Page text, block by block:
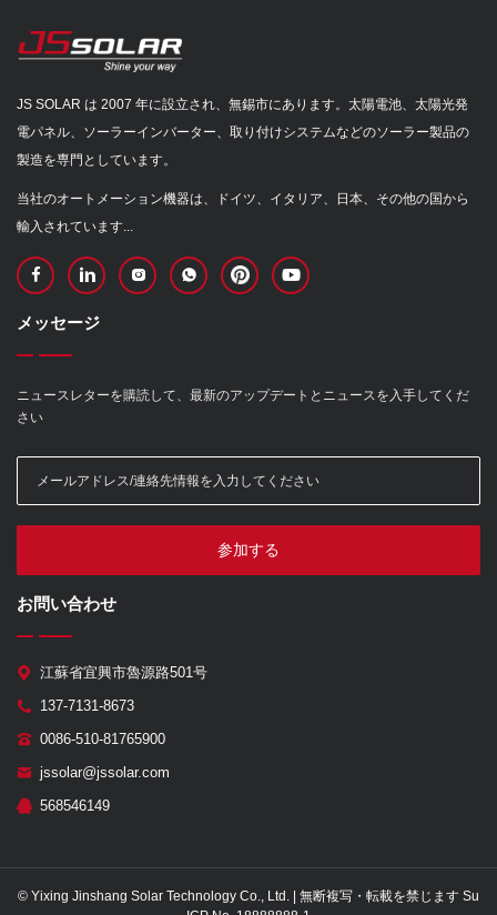
JS SOLAR は 2007 年に設立され、無錫市にあります。太陽電池、太陽光発
電パネル、ソーラーインバーター、取り付けシステムなどのソーラー製品の
製造を専門としています。
当社のオートメーション機器は、ドイツ、イタリア、日本、その他の国から
輸入されています...
メッセージ
ニュースレターを購読して、最新のアップデートとニュースを入手してくだ
さい
参加する
お問い合わせ
江蘇省宜興市魯源路501号
137-7131-8673
0086-510-81765900
jssolar@jssolar.com
568546149
© Yixing Jinshang Solar Technology Co., Ltd. | 無断複写・転載を禁じます Su